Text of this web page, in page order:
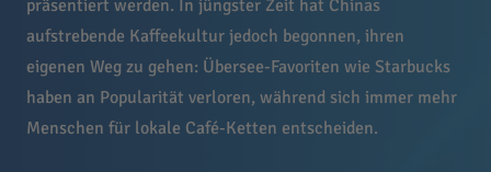
präsentiert werden. In jüngster Zeit hat Chinas
aufstrebende Kaffeekultur jedoch begonnen, ihren
eigenen Weg zu gehen: Übersee-Favoriten wie Starbucks
haben an Popularität verloren, während sich immer mehr
Menschen für lokale Café-Ketten entscheiden.